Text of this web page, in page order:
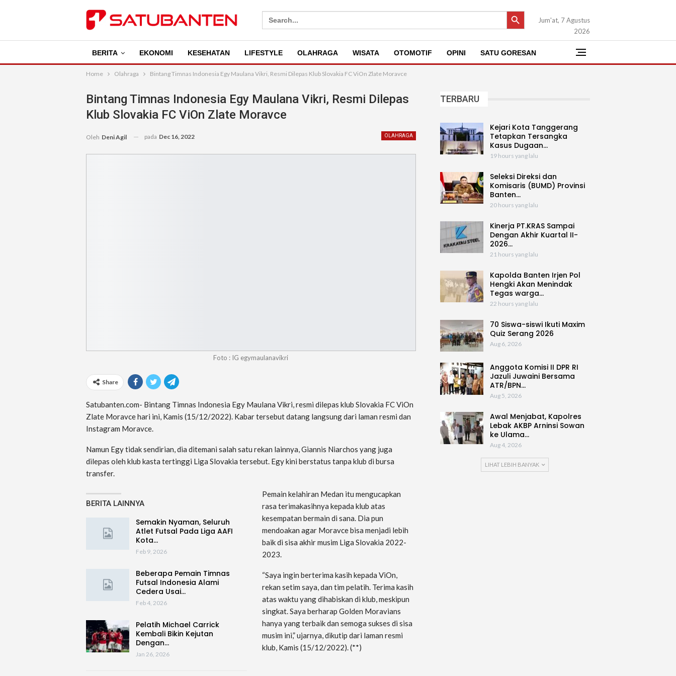
Search
for:
SEARCH BUTTON
Jum'at, 7 Agustus
2026
BERITA EKONOMI KESEHATAN LIFESTYLE OLAHRAGA WISATA OTOMOTIF OPINI SATU GORESAN
Home Olahraga Bintang Timnas Indonesia Egy Maulana Vikri, Resmi Dilepas Klub Slovakia FC ViOn Zlate Moravce
Bintang Timnas Indonesia Egy Maulana Vikri, Resmi Dilepas
Klub Slovakia FC ViOn Zlate Moravce
OLAHRAGA
Oleh Deni Agil pada Dec 16, 2022
Foto : IG egymaulanavikri
Share
Satubanten.com- Bintang Timnas Indonesia Egy Maulana Vikri, resmi dilepas klub Slovakia FC ViOn
Zlate Moravce hari ini, Kamis (15/12/2022). Kabar tersebut datang langsung dari laman resmi dan
Instagram Moravce.
Namun Egy tidak sendirian, dia ditemani salah satu rekan lainnya, Giannis Niarchos yang juga
dilepas oleh klub kasta tertinggi Liga Slovakia tersebut. Egy kini berstatus tanpa klub di bursa
transfer.
BERITA LAINNYA
Semakin Nyaman, Seluruh
Atlet Futsal Pada Liga AAFI
Kota…
Feb 9, 2026
Beberapa Pemain Timnas
Futsal Indonesia Alami
Cedera Usai…
Feb 4, 2026
Pelatih Michael Carrick
Kembali Bikin Kejutan
Dengan…
Jan 26, 2026
Pemain kelahiran Medan itu mengucapkan
rasa terimakasihnya kepada klub atas
kesempatan bermain di sana. Dia pun
mendoakan agar Moravce bisa menjadi lebih
baik di sisa akhir musim Liga Slovakia 2022-
2023.
“Saya ingin berterima kasih kepada ViOn,
rekan setim saya, dan tim pelatih. Terima kasih
atas waktu yang dihabiskan di klub, meskipun
singkat. Saya berharap Golden Moravians
hanya yang terbaik dan semoga sukses di sisa
musim ini,” ujarnya, dikutip dari laman resmi
klub, Kamis (15/12/2022). (**)
TERBARU
Kejari Kota Tanggerang
Tetapkan Tersangka
Kasus Dugaan…
19 hours yang lalu
Seleksi Direksi dan
Komisaris (BUMD) Provinsi
Banten…
20 hours yang lalu
Kinerja PT.KRAS Sampai
Dengan Akhir Kuartal II-
2026…
21 hours yang lalu
Kapolda Banten Irjen Pol
Hengki Akan Menindak
Tegas warga…
22 hours yang lalu
70 Siswa-siswi Ikuti Maxim
Quiz Serang 2026
Aug 6, 2026
Anggota Komisi II DPR RI
Jazuli Juwaini Bersama
ATR/BPN…
Aug 5, 2026
Awal Menjabat, Kapolres
Lebak AKBP Arninsi Sowan
ke Ulama…
Aug 4, 2026
LIHAT LEBIH BANYAK